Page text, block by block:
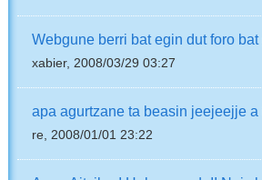
Webgune berri bat egin dut foro
xabier, 2008/03/29 03:27
apa agurtzane ta beasin jeejeejje a
re, 2008/01/01 23:22